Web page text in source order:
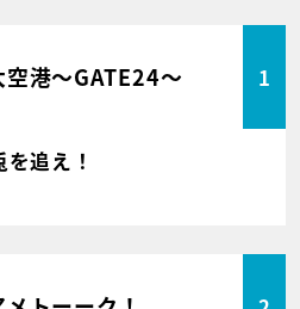
空港～GATE24～ 1
追え！